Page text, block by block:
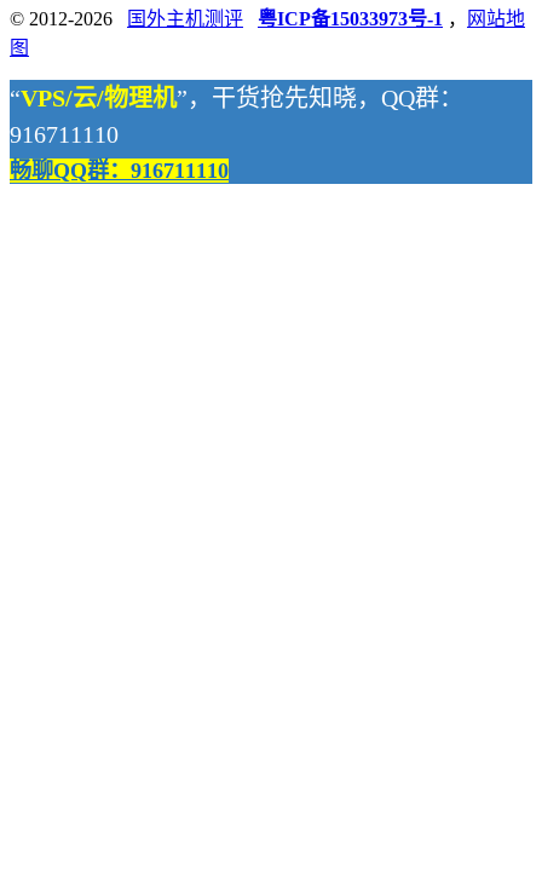
© 2012-2026 国外主机测评 粤ICP备15033973号-1 ，
网站地
图
“VPS/云/物理机”，干货抢先知晓，QQ群：
916711110
畅聊QQ群：916711110